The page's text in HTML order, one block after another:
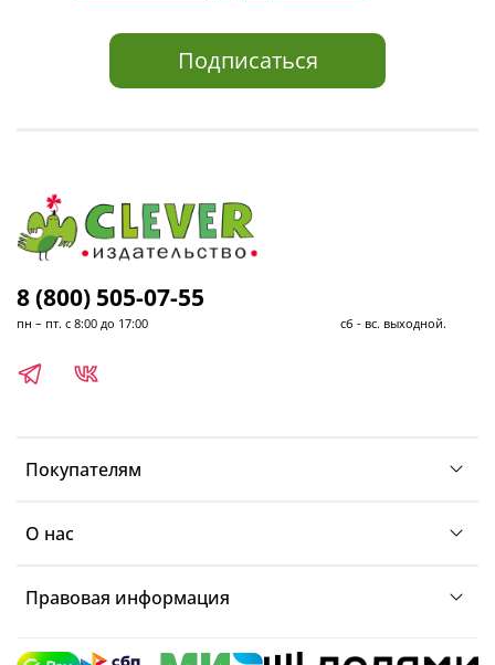
Подписаться
Покупателям
О нас
Правовая информация
8 (800) 505-07-55
пн – пт. с 8:00 до 17:00 сб - вс. выходной.